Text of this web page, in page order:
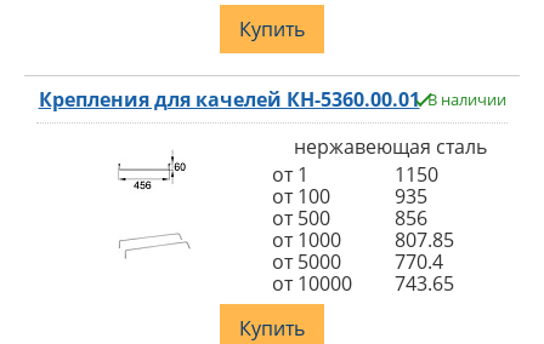
Купить
Крепления для качелей КН-5360.00.01 В наличии
нержавеющая сталь
от 1
1150
от 100
935
от 500
856
от 1000
807.85
от 5000
770.4
от 10000
743.65
Купить